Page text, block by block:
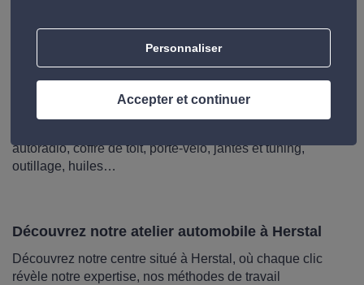
prestations auto-sur-mesure : vidange auto, batterie,
nous offrons un accompagnement adapté aux véhicules
autoradio, coffre de toit, porte-vélo, jantes et tuning,
outillage, huiles…
Découvrez notre atelier automobile à Herstal
Découvrez notre centre situé à Herstal, où chaque clic
révèle notre expertise, nos méthodes de travail
Personnaliser
Accepter et continuer